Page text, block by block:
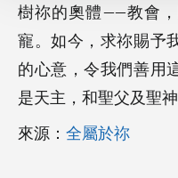
樹祢的奧體——教會
寵。如今，求祢賜予
的心意，令我們善用
是天主，和聖父及聖
來源： 全屬於祢